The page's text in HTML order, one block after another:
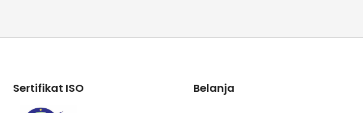
Sertifikat ISO Belanja